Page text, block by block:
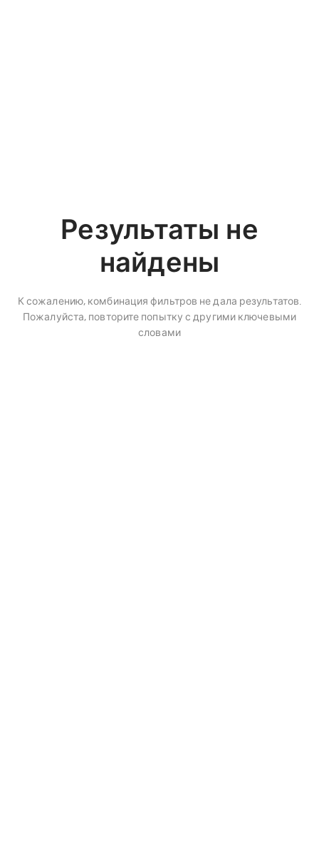
Результаты не
найдены
К сожалению, комбинация фильтров не дала результатов.
Пожалуйста, повторите попытку с другими ключевыми
словами